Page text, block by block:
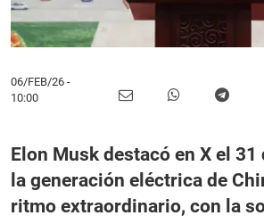
06/FEB/26 -
10:00
Elon Musk destacó en X el 31
la generación eléctrica de
ritmo extraordinario, con la